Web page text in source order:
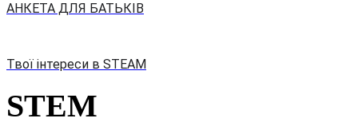
АНКЕТА ДЛЯ БАТЬКІВ
Твої інтереси в STEAM
STEM